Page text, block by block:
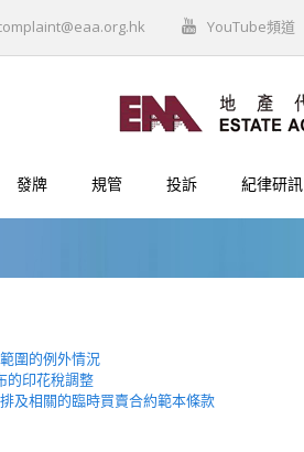
YouTube頻道
發牌 規管 投訴 紀律研訊
圍的例外情況
的印花稅調整
及相關的臨時買賣合約範本條款